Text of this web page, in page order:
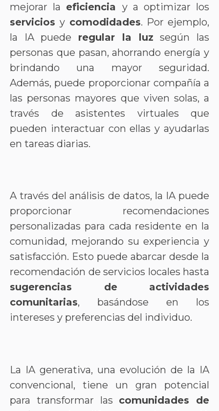
mejorar la eficiencia y a optimizar los
serviciosy comodidades. Por ejemplo,
la IA puede regular la luz según las
personas que pasan, ahorrando energía y
brindando una mayor seguridad.
Además, puede proporcionar compañía a
las personas mayores que viven solas, a
través de asistentes virtuales que
pueden interactuar con ellas y ayudarlas
en tareas diarias.
A través del análisis de datos, la IA puede
proporcionar recomendaciones
personalizadas para cada residente en la
comunidad, mejorando su experiencia y
satisfacción. Esto puede abarcar desde la
recomendación de servicios locales hasta
sugerencias de actividades
comunitarias, basándose en los
intereses y preferencias del individuo.
La IA generativa, una evolución de la IA
convencional, tiene un gran potencial
para transformar las comunidades de